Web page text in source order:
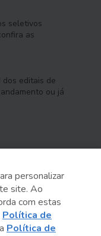
seletivos
as
editais de
ou já
Paulo
personalizar
site. Ao
com estas
Política de
Política de